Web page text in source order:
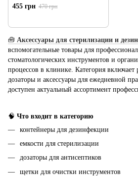
455 грн 470 грн
🧰 Аксессуары для стерилизации и
вспомогательные товары для
стоматологических инструментов и
процессов в клинике. Категория включает
дозаторы и аксессуары для ежедневной
доступен актуальный ассортимент
🧠 Что входит в категорию
контейнеры для дезинфекции
емкости для стерилизации
дозаторы для антисептиков
щетки для очистки инструментов